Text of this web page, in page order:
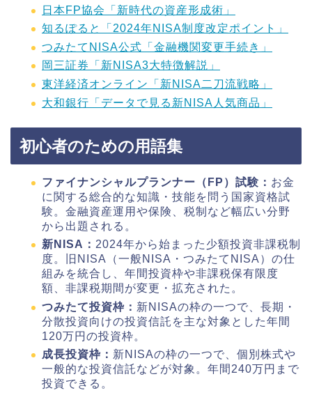
日本FP協会「新時代の資産形成術」
知るぽると「2024年NISA制度改定ポイント」
つみたてNISA公式「金融機関変更手続き」
岡三証券「新NISA3大特徴解説」
東洋経済オンライン「新NISA二刀流戦略」
大和銀行「データで見る新NISA人気商品」
初心者のための用語集
ファイナンシャルプランナー（FP）試験： お金
に関する総合的な知識・技能を問う国家資格試
験。金融資産運用や保険、税制など幅広い分野
から出題される。
新NISA： 2024年から始まった少額投資非課税制
度。旧NISA（一般NISA・つみたてNISA）の仕
組みを統合し、年間投資枠や非課税保有限度
額、非課税期間が変更・拡充された。
つみたて投資枠： 新NISAの枠の一つで、長期・
分散投資向けの投資信託を主な対象とした年間
120万円の投資枠。
成長投資枠： 新NISAの枠の一つで、個別株式や
一般的な投資信託などが対象。年間240万円まで
投資できる。